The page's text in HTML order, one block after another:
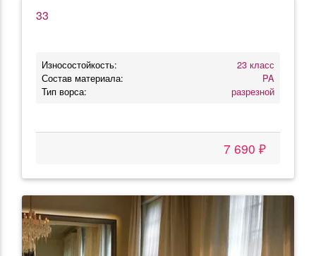
33
Износостойкость:
23 класс
Состав материала:
PA
Тип ворса:
разрезной
7 690 ₽